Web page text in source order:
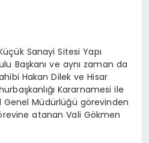
Sanayi Sitesi Yapı
Başkanı ve aynı zaman da
Hakan Dilek ve Hisar
Kararnamesi ile
Genel Müdürlüğü görevinden
atanan Vali Gökmen